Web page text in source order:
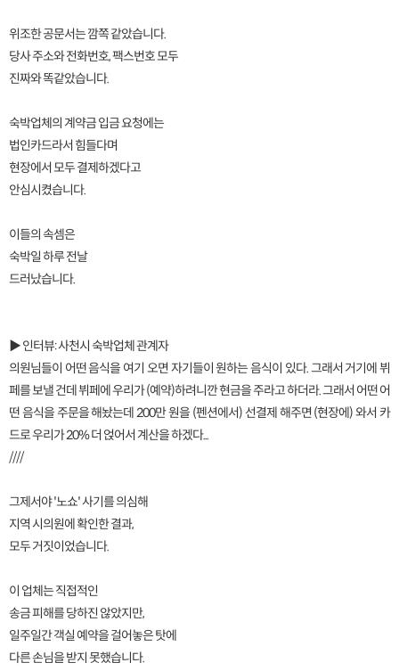
위조한 공문서는 깜쪽 같았습니다.
당사 주소와 전화번호, 팩스번호 모두
진짜와 똑같았습니다.
숙박업체의 계약금 입금 요청에는
법인카드라서 힘들다며
현장에서 모두 결제하겠다고
안심시켰습니다.
이들의 속셈은
숙박일 하루 전날
드러났습니다.
▶ 인터뷰: 사천시 숙박업체 관계자
의원님들이 어떤 음식을 여기 오면 자기들이 원하는 음식이 있다. 그래서 거기에 뷔
페를 보낼 건데 뷔페에 우리가 (예약)하려니깐 현금을 주라고 하더라. 그래서 어떤 어
떤 음식을 주문을 해놨는데 200만 원을 (펜션에서) 선결제 해주면 (현장에) 와서 카
드로 우리가 20% 더 얹어서 계산을 하겠다...
////
그제서야 '노쇼' 사기를 의심해
지역 시의원에 확인한 결과,
모두 거짓이었습니다.
이 업체는 직접적인
송금 피해를 당하진 않았지만,
일주일간 객실 예약을 걸어놓은 탓에
다른 손님을 받지 못했습니다.